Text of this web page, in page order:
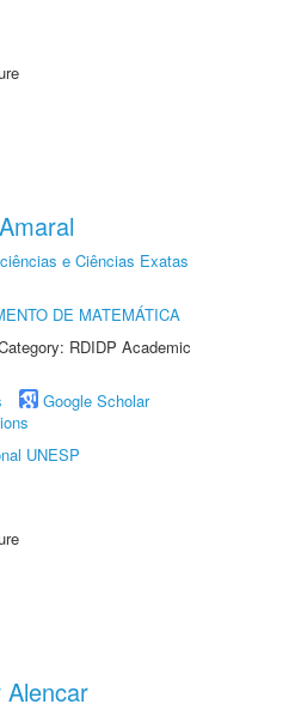
e Ciências Exatas
DE MATEMÁTICA
RDIDP Academic
Google Scholar
UNESP
Alencar